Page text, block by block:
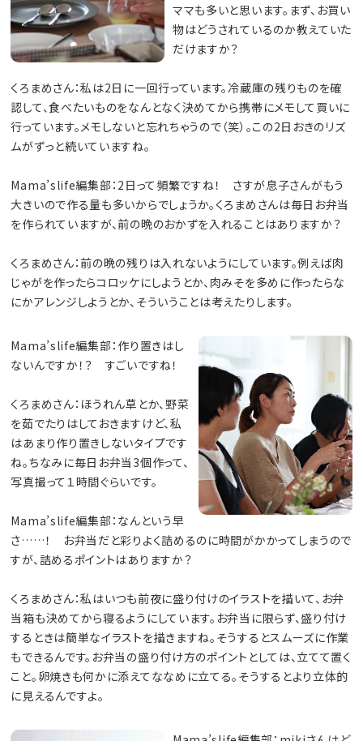
ママも多いと思います。まず、お買い
物はどうされているのか教えていた
だけますか？
くろまめさん：私は2日に一回行っています。冷蔵庫の残りものを確
認して、食べたいものをなんとなく決めてから携帯にメモして買いに
行っています。メモしないと忘れちゃうので（笑）。この2日おきのリズ
ムがずっと続いていますね。
Mama’slife編集部：2日って頻繁ですね！ さすが息子さんがもう
大きいので作る量も多いからでしょうか。くろまめさんは毎日お弁当
を作られていますが、前の晩のおかずを入れることはありますか？
くろまめさん：前の晩の残りは入れないようにしています。例えば肉
じゃがを作ったらコロッケにしようとか、肉みそを多めに作ったらな
にかアレンジしようとか、そういうことは考えたりします。
Mama’slife編集部：作り置きはし
ないんですか！？ すごいですね！
くろまめさん：ほうれん草とか、野菜
を茹でたりはしておきますけど、私
はあまり作り置きしないタイプです
ね。ちなみに毎日お弁当3個作って、
写真撮って１時間ぐらいです。
Mama’slife編集部：なんという早
さ……！ お弁当だと彩りよく詰めるのに時間がかかってしまうので
すが、詰めるポイントはありますか？
くろまめさん：私はいつも前夜に盛り付けのイラストを描いて、お弁
当箱も決めてから寝るようにしています。お弁当に限らず、盛り付け
するときは簡単なイラストを描きますね。そうするとスムーズに作業
もできるんです。お弁当の盛り付け方のポイントとしては、立てて置く
こと。卵焼きも何かに添えてななめに立てる。そうするとより立体的
に見えるんですよ。